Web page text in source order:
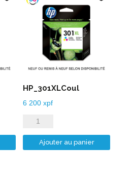
HP_301XLCoul
6 200xpf
quantité
de
HP_301XLCoul
Ajouter au panier